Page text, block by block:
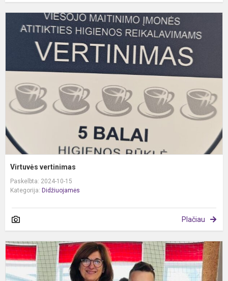
Virtuvės vertinimas
Paskelbta: 2024-10-15
Kategorija: Didžiuojamės
Plačiau